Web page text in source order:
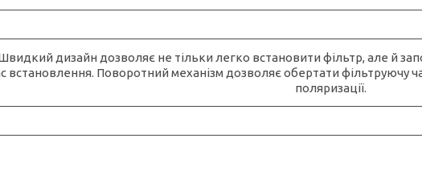
дизайн дозволяє не тільки легко встановити фільтр, але й
встановлення. Поворотний механізм дозволяє обертати фільтруючу
поляризації.